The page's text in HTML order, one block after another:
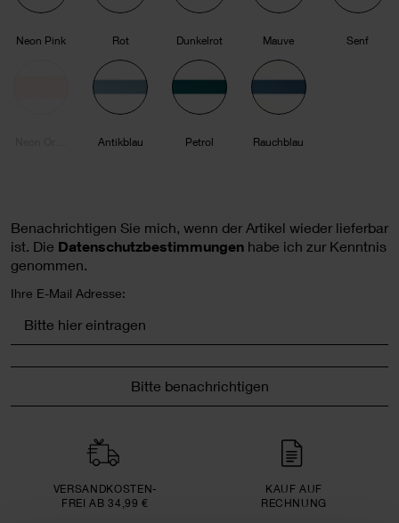
Neon Pink Rot Dunkelrot Mauve Senf
Antikblau Petrol Rauchblau
Benachrichtigen Sie mich, wenn der Artikel wieder lieferbar
ist. Die Datenschutzbestimmungen habe ich zur Kenntnis
genommen.
Ihre E-Mail Adresse:
Bitte benachrichtigen
VERSAND­KOSTEN­
FREI AB 34,99 €
KAUF AUF
RECHNUNG